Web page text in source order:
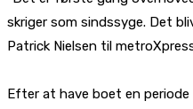
skriger som sindssyge. Det
Patrick Nielsen til
Efter at have boet en